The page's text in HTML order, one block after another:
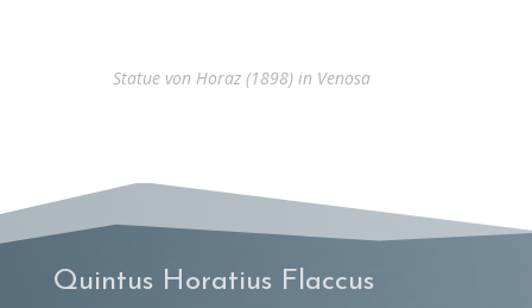
Statue von Horaz (1898) in Venosa
Quintus Horatius Flaccus